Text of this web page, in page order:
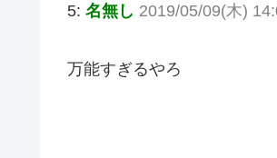
5: 名無し 2019/05/09(木)
万能すぎるやろ